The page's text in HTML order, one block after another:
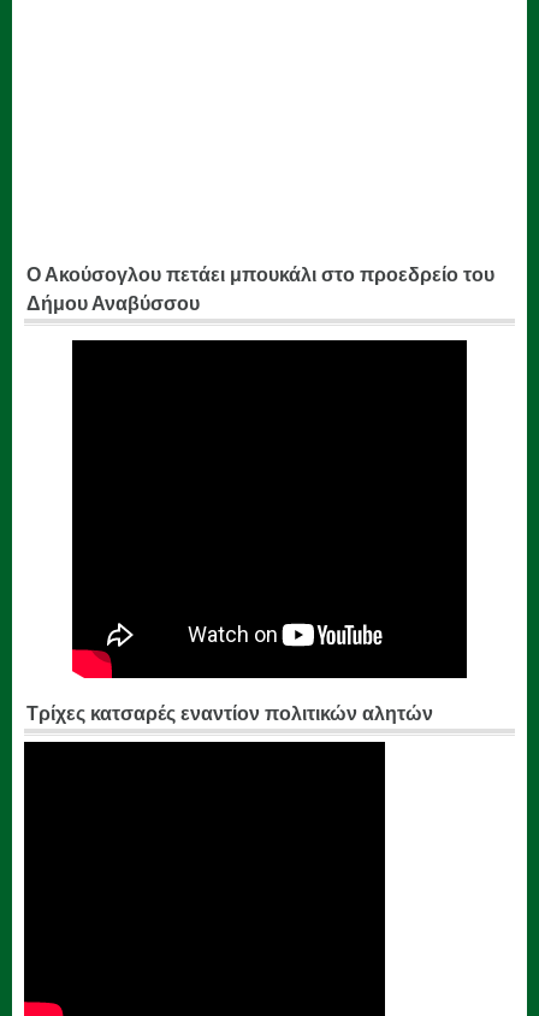
Ο Ακούσογλου πετάει μπουκάλι στο προεδρείο του
Δήμου Αναβύσσου
Τρίχες κατσαρές εναντίον πολιτικών αλητών